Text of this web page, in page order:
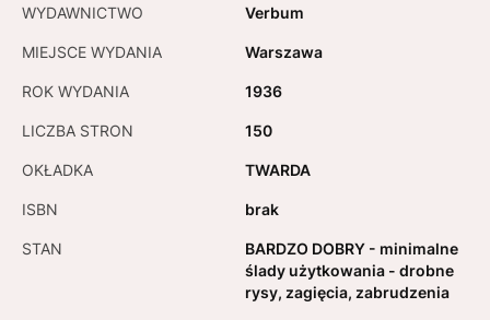
WYDAWNICTWO Verbum
MIEJSCE WYDANIA Warszawa
ROK WYDANIA 1936
LICZBA STRON 150
OKŁADKA TWARDA
ISBN brak
STAN
BARDZO DOBRY - minimalne
ślady użytkowania - drobne
rysy, zagięcia, zabrudzenia